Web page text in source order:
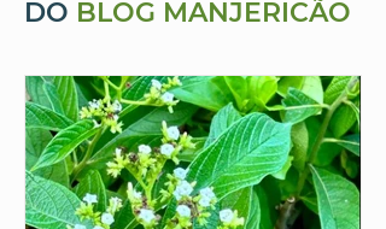
DO BLOG MANJERICÃO